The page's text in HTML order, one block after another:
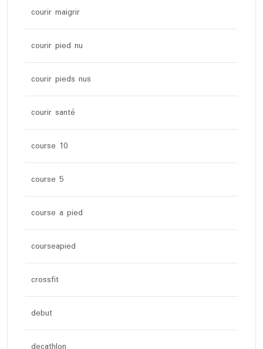
courir maigrir
courir pied nu
courir pieds nus
courir santé
course 10
course 5
course a pied
courseapied
crossfit
debut